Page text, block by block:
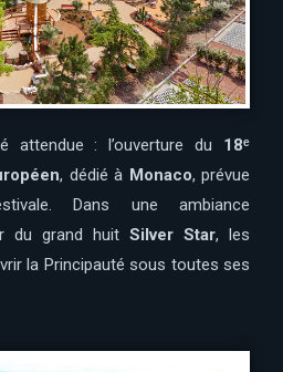
attendue : l’ouverture du 18ᵉ
, dédié à Monaco, prévue
Dans une ambiance
du grand huit Silver Star, les
la Principauté sous toutes ses